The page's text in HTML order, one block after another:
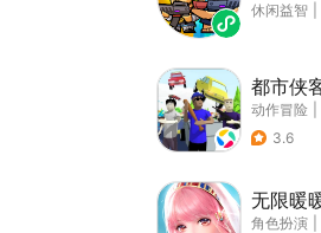
休闲益智
都市侠
动作冒险
3.6
无限暖
角色扮演